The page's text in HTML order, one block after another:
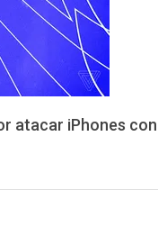
atacar iPhones con